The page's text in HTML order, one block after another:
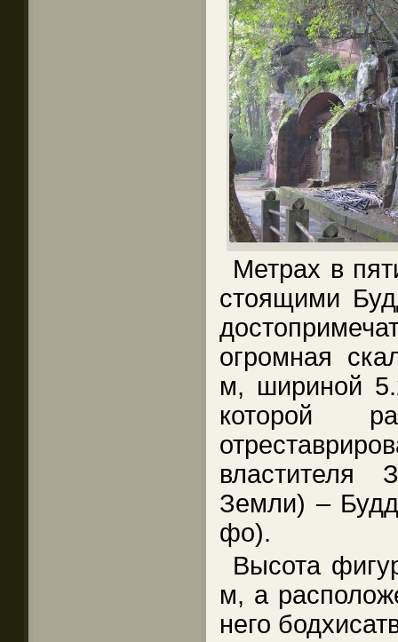
Метрах в
стоящими
огромная
м, шириной
которой
властителя
Земли) –
фо).
Высота
м, а
него